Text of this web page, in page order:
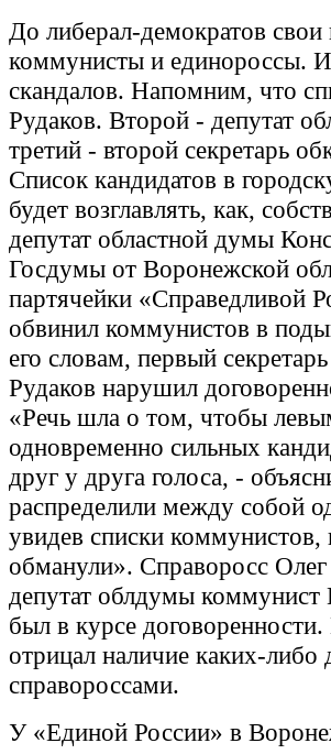
До либерал-демократов
коммунисты и единороссы.
скандалов. Напомним, что
Рудаков. Второй - депутат
третий - второй секретарь
Список кандидатов в
будет возглавлять, как,
депутат областной думы
Госдумы от Воронежской
партячейки «Справедливой
обвинил коммунистов в
его словам, первый
Рудаков нарушил
«Речь шла о том, чтобы
одновременно сильных
друг у друга голоса, -
распределили между собой
увидев списки
обманули». Справоросс
депутат облдумы
был в курсе
отрицал наличие каких-либо
справороссами.
У «Единой России» в